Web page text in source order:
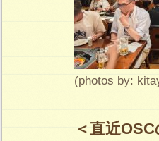
(photos by:
＜直近